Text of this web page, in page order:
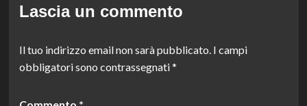
Lascia un commento
Il tuo indirizzo email non sarà pubblicato. I campi
obbligatori sono contrassegnati*